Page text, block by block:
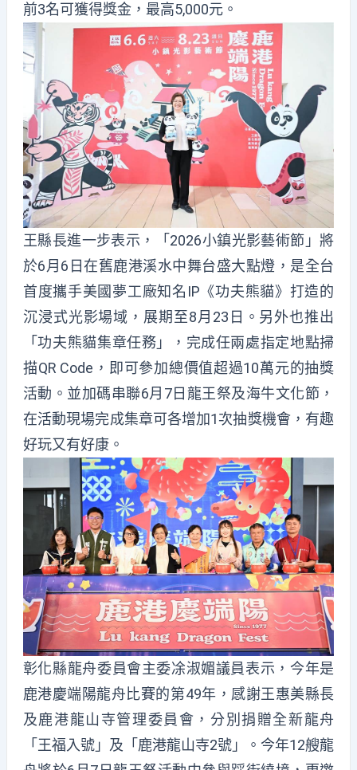
前3名可獲得獎金，最高5,000元。
王縣長進一步表示，「2026小鎮光影藝術節」將
於6月6日在舊鹿港溪水中舞台盛大點燈，是全台
首度攜手美國夢工廠知名IP《功夫熊貓》打造的
沉浸式光影場域，展期至8月23日。另外也推出
「功夫熊貓集章任務」，完成任兩處指定地點掃
描QR Code，即可參加總價值超過10萬元的抽獎
活動。並加碼串聯6月7日龍王祭及海牛文化節，
在活動現場完成集章可各增加1次抽獎機會，有趣
好玩又有好康。
彰化縣龍舟委員會主委凃淑媚議員表示，今年是
鹿港慶端陽龍舟比賽的第49年，感謝王惠美縣長
及鹿港龍山寺管理委員會，分別捐贈全新龍舟
「王福入號」及「鹿港龍山寺2號」。今年12艘龍